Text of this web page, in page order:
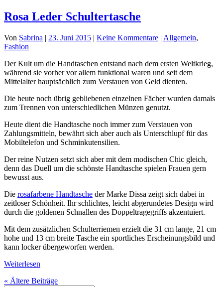
Rosa Leder Schultertasche
Von Sabrina | 23. Juni 2015 | Keine Kommentare | Allgemein,
Fashion
Der Kult um die Handtaschen entstand nach dem ersten Weltkrieg,
während sie vorher vor allem funktional waren und seit dem
Mittelalter hauptsächlich zum Verstauen von Geld dienten.
Die heute noch übrig gebliebenen einzelnen Fächer wurden damals
zum Trennen von unterschiedlichen Münzen genutzt.
Heute dient die Handtasche noch immer zum Verstauen von
Zahlungsmitteln, bewährt sich aber auch als Unterschlupf für das
Mobiltelefon und Schminkutensilien.
Der reine Nutzen setzt sich aber mit dem modischen Chic gleich,
denn das Duell um die schönste Handtasche spielen Frauen gern
bewusst aus.
Die rosafarbene Handtasche der Marke Dissa zeigt sich dabei in
zeitloser Schönheit. Ihr schlichtes, leicht abgerundetes Design wird
durch die goldenen Schnallen des Doppeltragegriffs akzentuiert.
Mit dem zusätzlichen Schulterriemen erzielt die 31 cm lange, 21 cm
hohe und 13 cm breite Tasche ein sportliches Erscheinungsbild und
kann locker übergeworfen werden.
Weiterlesen
« Ältere Beiträge